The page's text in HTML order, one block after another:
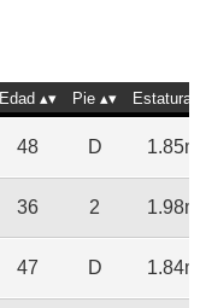
Edad Pie Estatura
48 D 1.85m
36 2 1.98m
47 D 1.84m